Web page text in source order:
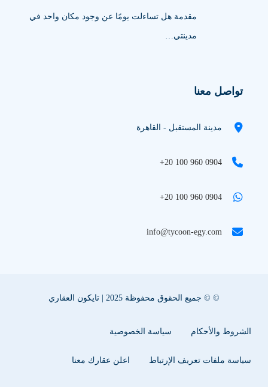
مقدمة هل تساءلت يومًا عن وجود مكان واحد في
مدينتي…
تواصل معنا
مدينة المستقبل - القاهرة
+20 100 960 0904
+20 100 960 0904
info@tycoon-egy.com
© © جميع الحقوق محفوظة 2025 | تايكون العقاري
الشروط والأحكام سياسة الخصوصية
سياسة ملفات تعريف الإرتباط اعلن عقارك معنا